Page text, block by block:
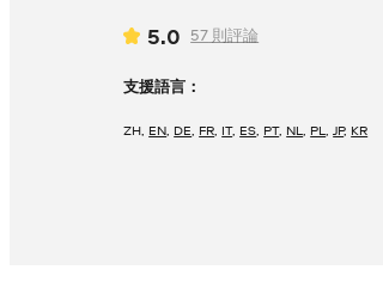
5.0 57 則評論
支援語言：
ZH, EN, DE, FR, IT, ES, PT, NL, PL,JP, KR